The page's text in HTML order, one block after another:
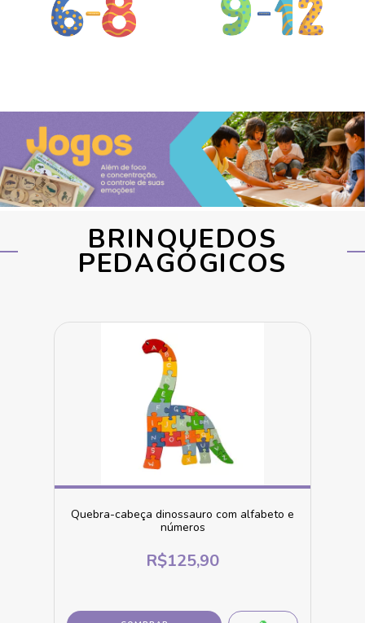
BRINQUEDOS
PEDAGÓGICOS
Quebra-cabeça dinossauro com alfabeto e
números
R$125,90